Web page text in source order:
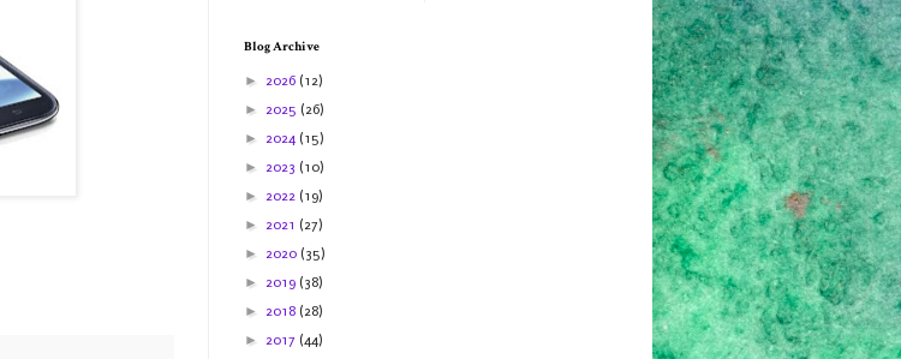
Blog Archive
►
2026 (12)
► 2025 (26)
► 2024 (15)
► 2023 (10)
► 2022 (19)
► 2021 (27)
► 2020 (35)
► 2019 (38)
► 2018 (28)
► 2017 (44)